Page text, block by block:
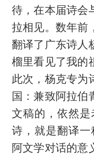
待，在本届诗会
拉相见。数年前
翻译了广东诗人
榴里看见了我的
此次，杨克专为
国：兼致阿拉伯
文稿的，依然
诗，就是翻译一
阿文学对话的意